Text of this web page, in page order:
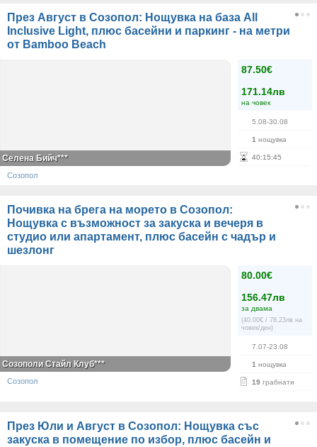
През Август в Созопол: Нощувка на база All
Inclusive Light, плюс басейни и паркинг - на метри
от Bamboo Beach
87.50€
171.14лв
на човек
5.08-30.08
1 нощувка
40:15:45
Селена Бийч***
Созопол
Почивка на брега на морето в Созопол:
Нощувка с възможност за закуска и вечеря в
студио или апартамент, плюс басейн с чадър и
шезлонг
80.00€
156.47лв
за двама
(40.00€ / 78.23лв на
човек/ден)
7.07-23.08
1 нощувка
19 грабнати
Созополи Стайл Клуб***
Созопол
През Юли и Август в Созопол: Нощувка със
закуска в помещение по избор, плюс басейн и